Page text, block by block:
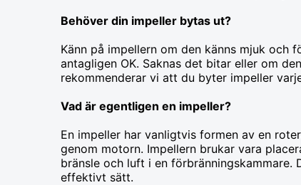
Behöver din impeller bytas ut?
Känn på impellern om den känns mjuk och
antagligen OK. Saknas det bitar eller om
rekommenderar vi att du byter impeller
Vad är egentligen en impeller?
En impeller har vanligtvis formen av en
genom motorn. Impellern brukar vara
bränsle och luft i en
effektivt sätt.